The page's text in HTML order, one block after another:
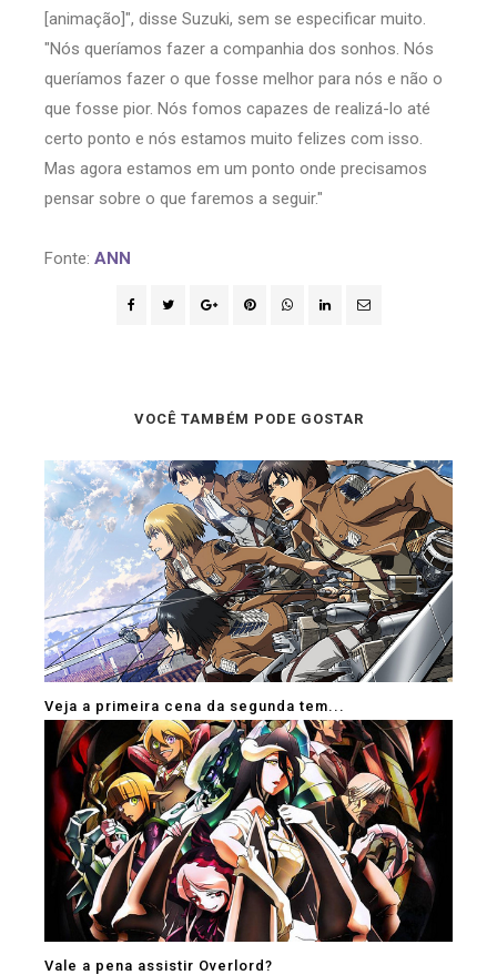
[animação]", disse Suzuki, sem se especificar muito.
"Nós queríamos fazer a companhia dos sonhos. Nós
queríamos fazer o que fosse melhor para nós e não o
que fosse pior. Nós fomos capazes de realizá-lo até
certo ponto e nós estamos muito felizes com isso.
Mas agora estamos em um ponto onde precisamos
pensar sobre o que faremos a seguir."
Fonte: ANN
VOCÊ TAMBÉM PODE GOSTAR
Veja a primeira cena da segunda tem...
Vale a pena assistir Overlord?